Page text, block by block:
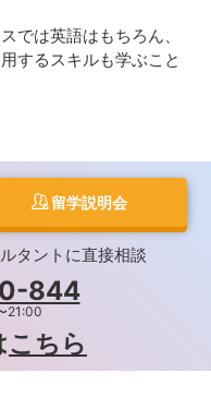
では英語はもちろん、
するスキルも学ぶこと
留学説明会
タントに直接相談
844
21:00
こちら